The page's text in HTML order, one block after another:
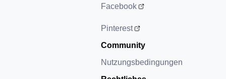
Facebook
Pinterest
Community
Nutzungsbedingungen